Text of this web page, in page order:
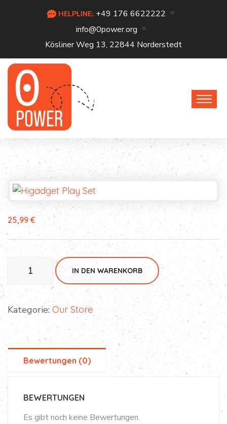
HELPLINE: +49 176 6622222
info@0power.org
Kösliner Weg 13, 22844 Norderstedt
25,99 €
Menge
IN DEN WARENKORB
Kategorie: Our Store
Bewertungen (0)
BEWERTUNGEN
Es gibt noch keine Bewertungen.